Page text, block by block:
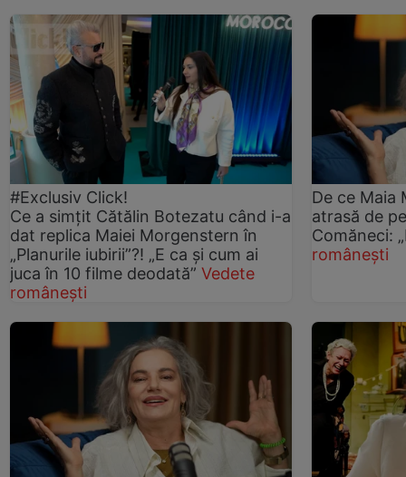
#Exclusiv Click!
Ce a simțit Cătălin Botezatu când i-a
dat replica Maiei Morgenstern în
„Planurile iubirii”?! „E ca și cum ai
juca în 10 filme deodată” Vedete
românești
De ce Maia
atrasă de
Comăneci:
românești